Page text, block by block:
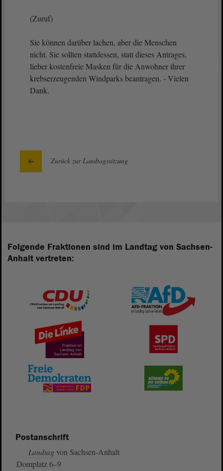
(Zuruf)
Sie können darüber lachen, aber die Menschen
nicht. Sie sollten stattdessen, statt dieses Antrages,
lieber kostenfreie Masken für die Anwohner ihrer
krebserzeugenden Windparks beantragen. - Vielen
Dank.
Zurück zur Landtagssitzung
Folgende Fraktionen sind im Landtag von Sachsen-
Anhalt vertreten:
Postanschrift
Landtag von Sachsen-Anhalt
Domplatz 6–9